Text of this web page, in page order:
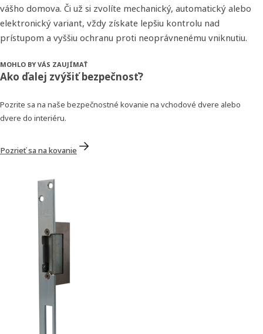
vášho domova. Či už si zvolíte mechanický, automatický alebo
elektronický variant, vždy získate lepšiu kontrolu nad
prístupom a vyššiu ochranu proti neoprávnenému vniknutiu.
MOHLO BY VÁS ZAUJÍMAŤ
Ako ďalej zvýšiť bezpečnosť?
Pozrite sa na naše bezpečnostné kovanie na vchodové dvere alebo
dvere do interiéru.
Pozrieť sa na kovanie